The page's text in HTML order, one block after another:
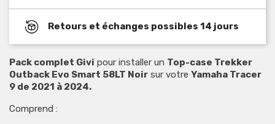
Retours et échanges possibles 14 jours
Pack complet Givi pour installer un Top-case Trekker
Outback Evo Smart 58LT Noir sur votre Yamaha Tracer
9 de 2021 à 2024.
Comprend :